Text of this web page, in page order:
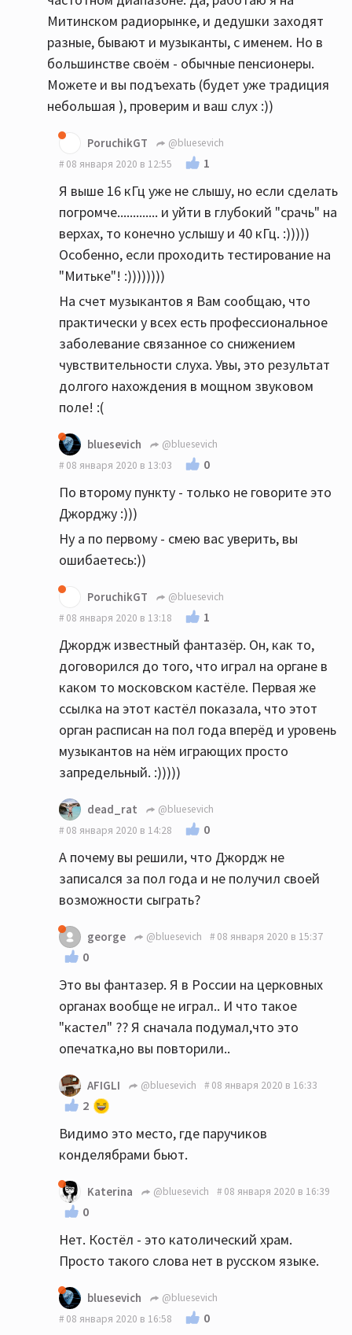
Митинском радиорынке, и дедушки заходят
разные, бывают и музыканты, с именем. Но в
большинстве своём - обычные пенсионеры.
Можете и вы подъехать (будет уже традиция
небольшая ), проверим и ваш слух :))
PoruchikGT
@bluesevich
08 января 2020 в 12:55
1
Я выше 16 кГц уже не слышу, но если сделать
погромче............. и уйти в глубокий "срачь" на
верхах, то конечно услышу и 40 кГц. :)))))
Особенно, если проходить тестирование на
"Митьке"! :))))))))
На счет музыкантов я Вам сообщаю, что
практически у всех есть профессиональное
заболевание связанное со снижением
чувствительности слуха. Увы, это результат
долгого нахождения в мощном звуковом
поле! :(
bluesevich
@bluesevich
08 января 2020 в 13:03
0
По второму пункту - только не говорите это
Джорджу :)))
Ну а по первому - смею вас уверить, вы
ошибаетесь:))
PoruchikGT
@bluesevich
08 января 2020 в 13:18
1
Джордж известный фантазёр. Он, как то,
договорился до того, что играл на органе в
каком то московском кастёле. Первая же
ссылка на этот кастёл показала, что этот
орган расписан на пол года вперёд и уровень
музыкантов на нём играющих просто
запредельный. :)))))
dead_rat
@bluesevich
08 января 2020 в 14:28
0
А почему вы решили, что Джордж не
записался за пол года и не получил своей
возможности сыграть?
george @bluesevich 08 января 2020 в 15:37
0
Это вы фантазер. Я в России на церковных
органах вообще не играл.. И что такое
"кастел" ?? Я сначала подумал,что это
опечатка,но вы повторили..
AFIGLI @bluesevich 08 января 2020 в 16:33
2
Видимо это место, где паручиков
конделябрами бьют.
Katerina @bluesevich 08 января 2020 в 16:39
0
Нет. Костёл - это католический храм.
Просто такого слова нет в русском языке.
bluesevich
@bluesevich
08 января 2020 в 16:58
0